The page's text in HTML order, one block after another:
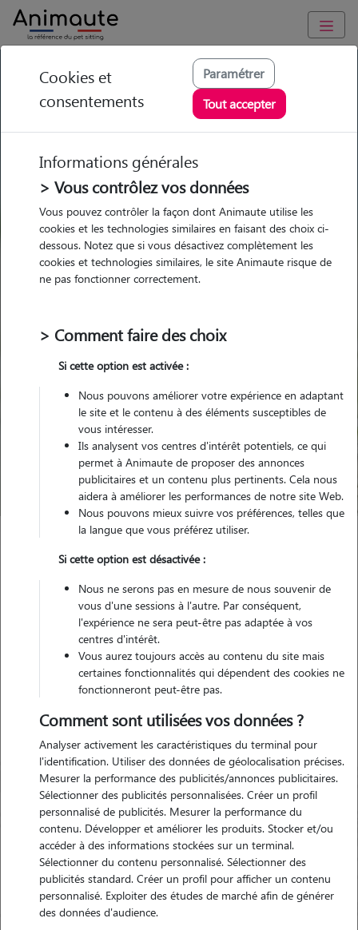
GARDE ANIMAUX à Sarry : Garde chien et chat en famille ou à
domicile, visites et promenades
Trouvez une garde animaux à
Sarry
Parmi nos pet-sitters à Sarry
Garde
chez le Pet Sitter
Garde
chez le Pet Sitter
Pour quel animal ?
Trouver mon Pet Sitter
Saône-et-Loire
Sarry
Plus de 1 propriétaires satisfaits pour
la garde de leur animal à Sarry
Garde d'animaux Sarry
(71110)
Avis déposé par caroline le 30-
12-2024 10:28
"Sabine et sa jolie petite famille ont été
adorable avec notre Elmer. Un grand merci,
nous avons pu passer des vacances
sereines avec des petits mots et photos
régulièrement. Un séjour de 9 jours parfait.
Caroline & Denis
Précédent Suivant
Cookies et
consentements
Paramétrer
Tout accepter
Informations générales
> Vous contrôlez vos données
Vous pouvez contrôler la façon dont Animaute utilise les
cookies et les technologies similaires en faisant des choix ci-
dessous. Notez que si vous désactivez complètement les
cookies et technologies similaires, le site Animaute risque de
ne pas fonctionner correctement.
> Comment faire des choix
Si cette option est activée :
Nous pouvons améliorer votre expérience en adaptant
le site et le contenu à des éléments susceptibles de
vous intéresser.
Ils analysent vos centres d'intérêt potentiels, ce qui
permet à Animaute de proposer des annonces
publicitaires et un contenu plus pertinents. Cela nous
aidera à améliorer les performances de notre site Web.
Nous pouvons mieux suivre vos préférences, telles que
la langue que vous préférez utiliser.
Si cette option est désactivée :
Nous ne serons pas en mesure de nous souvenir de
vous d'une sessions à l'autre. Par conséquent,
l'expérience ne sera peut-être pas adaptée à vos
centres d'intérêt.
Vous aurez toujours accès au contenu du site mais
certaines fonctionnalités qui dépendent des cookies ne
fonctionneront peut-être pas.
Comment sont utilisées vos données ?
Analyser activement les caractéristiques du terminal pour
l'identification. Utiliser des données de géolocalisation précises.
Mesurer la performance des publicités/annonces publicitaires.
Sélectionner des publicités personnalisées. Créer un profil
personnalisé de publicités. Mesurer la performance du
contenu. Développer et améliorer les produits. Stocker et/ou
accéder à des informations stockées sur un terminal.
Sélectionner du contenu personnalisé. Sélectionner des
publicités standard. Créer un profil pour afficher un contenu
personnalisé. Exploiter des études de marché afin de générer
des données d'audience.